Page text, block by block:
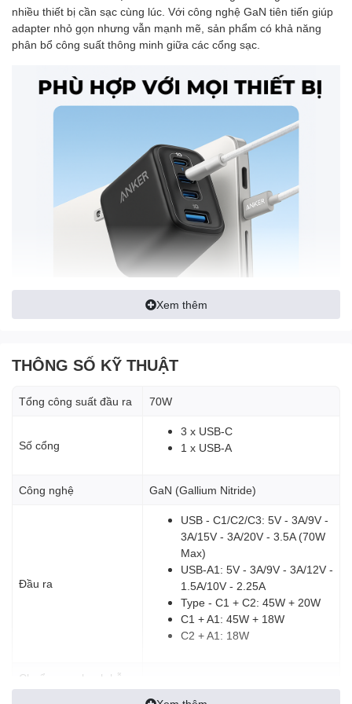
nhiều thiết bị cần sạc cùng lúc. Với công nghệ GaN tiên tiến giúp
adapter nhỏ gọn nhưng vẫn mạnh mẽ, sản phẩm có khả năng
phân bổ công suất thông minh giữa các cổng sạc.
Ba cổng USB-C cho phép sạc nhanh các thiết bị như MacBook,
legacy hoặc phụ kiện. Tổng công suất tối đa 70W giúp bạn sạc
laptop và các thiết bị đồng thời mà vẫn bảo đảm hiệu suất.
Xem thêm
THÔNG SỐ KỸ THUẬT
Tổng công suất đầu ra 70W
Số cổng
3 x USB-C
1 x USB-A
Công nghệ GaN (Gallium Nitride)
Đầu ra
USB - C1/C2/C3: 5V - 3A/9V -
3A/15V - 3A/20V - 3.5A (70W
Max)
USB-A1: 5V - 3A/9V - 3A/12V -
1.5A/10V - 2.25A
Type - C1 + C2: 45W + 20W
C1 + A1: 45W + 18W
C2 + A1: 18W
Chuẩn sạc nhanh hỗ